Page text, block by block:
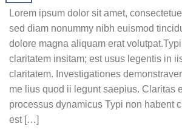
Lorem ipsum dolor sit amet,
sed diam nonummy nibh euismod
dolore magna aliquam erat
claritatem insitam; est usus legentis in
claritatem. Investigationes
me lius quod ii legunt saepius. Claritas
processus dynamicus Typi non habent
est […]